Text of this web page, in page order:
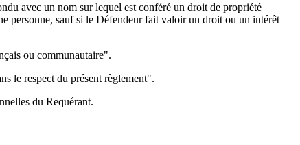
avec un nom sur lequel est conféré un droit de propriété
personne, sauf si le Défendeur fait valoir un droit ou un intérêt
ou communautaire".
le respect du présent règlement".
du Requérant.